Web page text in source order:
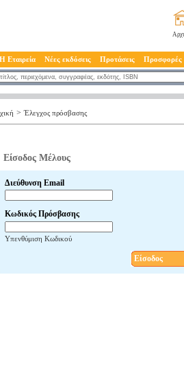
Η Εταιρεία Νέες εκδόσεις Προτάσεις Προσφορές
> Έλεγχος πρόσβασης
Είσοδος Μέλους
Διεύθυνση Email
Κωδικός Πρόσβασης
Υπενθύμιση Κωδικού
Είσοδος